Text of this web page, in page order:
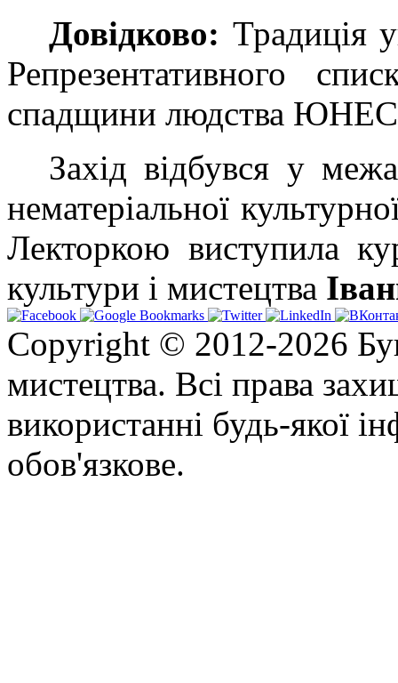
Довідково: Традиція
Репрезентативного
спадщини людства
Захід відбувся у
нематеріальної
Лекторкою виступила
культури і мистецтва
Copyright © 2012-2026
мистецтва. Всі права
використанні будь-якої
обов'язкове.